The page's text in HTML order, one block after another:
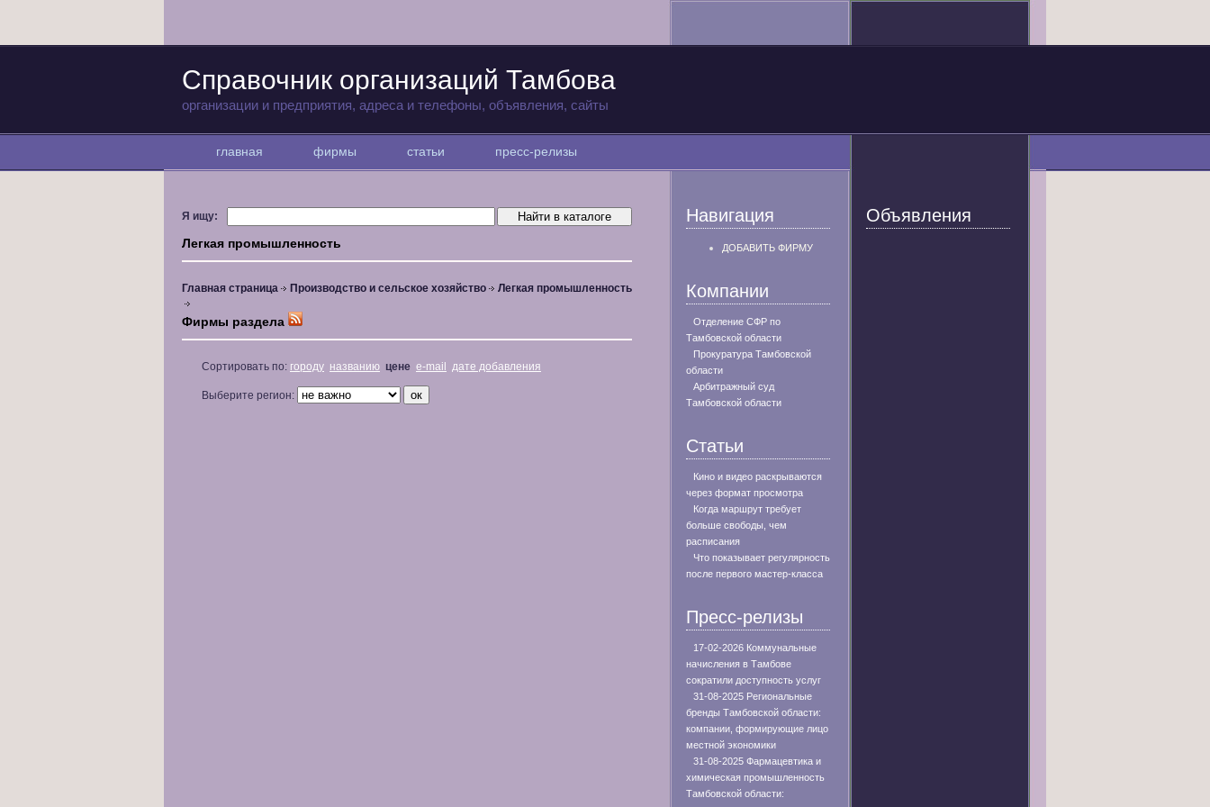
Справочник организаций Тамбова
организации и предприятия, адреса и телефоны, объявления, сайты
главная фирмы статьи пресс-релизы
Я ищу:
Легкая промышленность
Главная страница Производство и сельское хозяйство Легкая промышленность
Фирмы раздела
Сортировать по: городу названию цене e-mail дате добавления
Выберите регион:
Навигация
ДОБАВИТЬ ФИРМУ
Компании
Отделение СФР по
Тамбовской области
Прокуратура Тамбовской
области
Арбитражный суд
Тамбовской области
Статьи
Кино и видео раскрываются
через формат просмотра
Когда маршрут требует
больше свободы, чем
расписания
Что показывает регулярность
после первого мастер-класса
Пресс-релизы
17-02-2026 Коммунальные
начисления в Тамбове
сократили доступность услуг
31-08-2025 Региональные
бренды Тамбовской области:
компании, формирующие лицо
местной экономики
31-08-2025 Фармацевтика и
химическая промышленность
Тамбовской области:
Объявления